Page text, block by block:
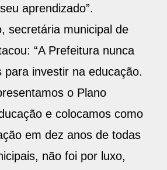
aprendizado”.
secretária municipal de
“A Prefeitura nunca
para investir na educação.
o Plano
e colocamos como
em dez anos de todas
não foi por luxo,